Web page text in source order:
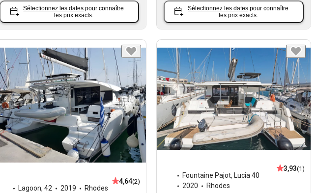
Sélectionnez les dates pour connaître
les prix exacts.
Sélectionnez les dates pour connaître
les prix exacts.
Lagoon, 42 2019 Rhodes
4,64(2)
Fountaine Pajot, Lucia 40
2020
Rhodes
3,93(1)